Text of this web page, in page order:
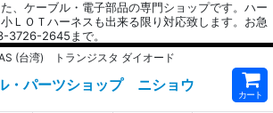
、ケーブル・電子部品の専門ショップです。ハー
ＬＯＴハーネスも出来る限り対応致します。お急
3726-2645まで。
(台湾) トランジスタ ダイオード
・パーツショップ ニショウ
カート